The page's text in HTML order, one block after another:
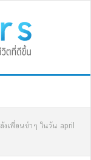
งเพื่อนขำๆ ในวัน april